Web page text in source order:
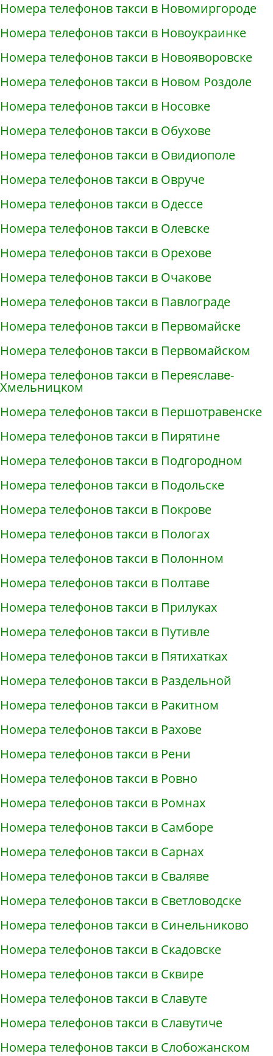
Номера телефонов такси в Новомиргороде
Номера телефонов такси в Новоукраинке
Номера телефонов такси в Новояворовске
Номера телефонов такси в Новом Роздоле
Номера телефонов такси в Носовке
Номера телефонов такси в Обухове
Номера телефонов такси в Овидиополе
Номера телефонов такси в Овруче
Номера телефонов такси в Одессе
Номера телефонов такси в Олевске
Номера телефонов такси в Орехове
Номера телефонов такси в Очакове
Номера телефонов такси в Павлограде
Номера телефонов такси в Первомайске
Номера телефонов такси в Первомайском
Номера телефонов такси в Переяславе-
Хмельницком
Номера телефонов такси в Першотравенске
Номера телефонов такси в Пирятине
Номера телефонов такси в Подгородном
Номера телефонов такси в Подольске
Номера телефонов такси в Покрове
Номера телефонов такси в Пологах
Номера телефонов такси в Полонном
Номера телефонов такси в Полтаве
Номера телефонов такси в Прилуках
Номера телефонов такси в Путивле
Номера телефонов такси в Пятихатках
Номера телефонов такси в Раздельной
Номера телефонов такси в Ракитном
Номера телефонов такси в Рахове
Номера телефонов такси в Рени
Номера телефонов такси в Ровно
Номера телефонов такси в Ромнах
Номера телефонов такси в Самборе
Номера телефонов такси в Сарнах
Номера телефонов такси в Сваляве
Номера телефонов такси в Светловодске
Номера телефонов такси в Синельниково
Номера телефонов такси в Скадовске
Номера телефонов такси в Сквире
Номера телефонов такси в Славуте
Номера телефонов такси в Славутиче
Номера телефонов такси в Слобожанском